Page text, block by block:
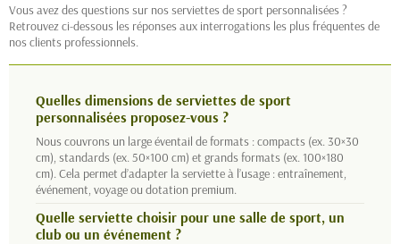
Vous avez des questions sur nos serviettes de sport personnalisées ?
Retrouvez ci-dessous les réponses aux interrogations les plus fréquentes de
nos clients professionnels.
Quelles dimensions de serviettes de sport
personnalisées proposez-vous ?
Nous couvrons un large éventail de formats : compacts (ex. 30×30
cm), standards (ex. 50×100 cm) et grands formats (ex. 100×180
cm). Cela permet d’adapter la serviette à l’usage : entraînement,
événement, voyage ou dotation premium.
Quelle serviette choisir pour une salle de sport, un
club ou un événement ?